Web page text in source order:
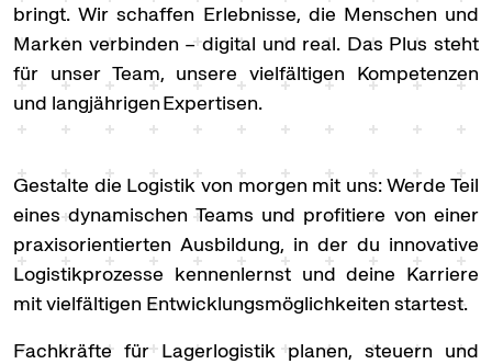
bringt. Wir schaffen Erlebnisse, die Menschen und
Marken verbinden – digital und real. Das Plus steht
für unser Team, unsere vielfältigen Kompetenzen
und langjährigen Expertisen.
Gestalte die Logistik von morgen mit uns: Werde Teil
eines dynamischen Teams und profitiere von einer
praxisorientierten Ausbildung, in der du innovative
Logistikprozesse kennenlernst und deine Karriere
mit vielfältigen Entwicklungsmöglichkeiten startest.
Fachkräfte für Lagerlogistik planen, steuern und